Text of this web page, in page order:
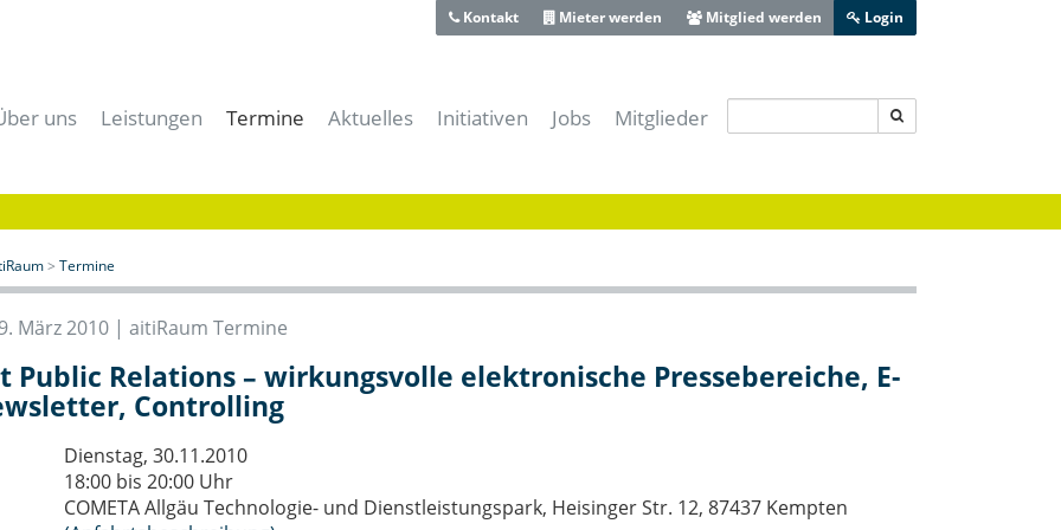
uns
und Gründerzentrum
und Partner
und Mediacenter
Leistungen
Für Unternehmer
Für Forschung & Lehre
Für Anwender
Für Studenten & Absolventen
Für Experten
Meeting- & Eventräume mieten
Coworking Space
Termine
aitiRaum Termine
Mitglieder Termine
Aktuelles
News | Blog
Gründernews
Branchennews
Initiativen
Bayerisches IT-Sicherheitscluster e.V.
eBusiness-Lotse Schwaben
Digitales Zentrum Schwaben
Start-Up Augsburg
Jobs Mitglieder
Kontakt Mieter werden Mitglied werden Login
> Termine
März 2010 | aitiRaum Termine
Public Relations – wirkungsvolle elektronische Pressebereiche, E-
Controlling
Dienstag, 30.11.2010
18:00 bis 20:00 Uhr
COMETA Allgäu Technologie- und Dienstleistungspark, Heisinger Str. 12, 87437 Kempten